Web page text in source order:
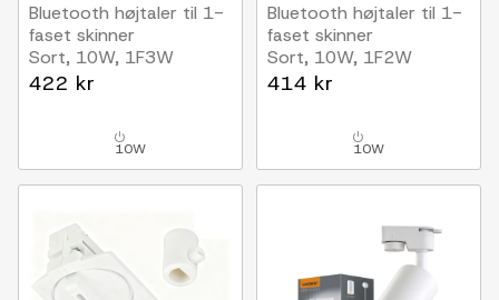
Bluetooth højtaler til 1-
faset skinner
Sort, 10W, 1F3W
422 kr
10W
Bluetooth højtaler til 1-
faset skinner
Sort, 10W, 1F2W
414 kr
10W